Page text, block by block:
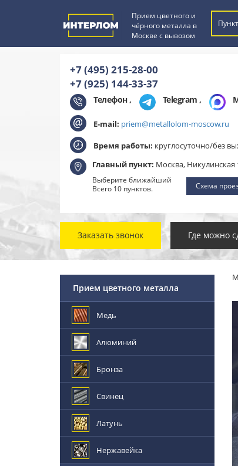
Прием цветного и
чёрного металла в
Москве с вывозом
+7 (495) 215-28-00
+7 (925) 144-33-37
Телефон , Telegram ,
E-mail: priem@metallolom-moscow.ru
Время работы: круглосуточно/без
Главный пункт: Москва, Никулинская
Выберите ближайший
Всего 10 пунктов.
Схема
Заказать звонок Где можно
Прием цветного металла
Медь
Алюминий
Бронза
Свинец
Латунь
Нержавейка